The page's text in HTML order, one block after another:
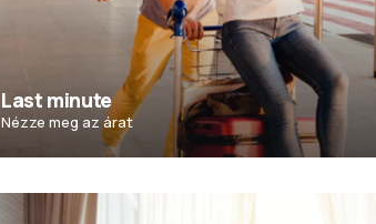
Last minute
Nézze meg az árat